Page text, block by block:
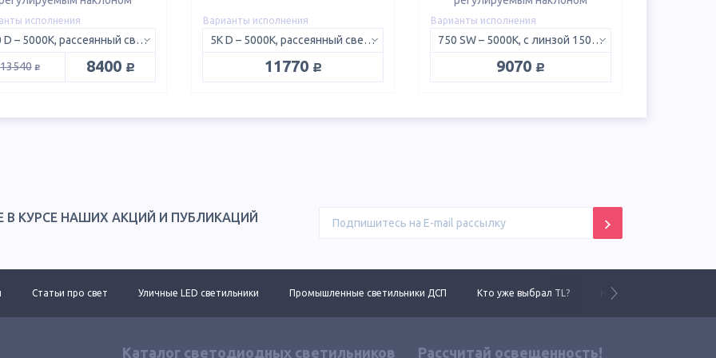
исполнения
750 D – 5000K, рассеянный свет 120°
13540 руб. 8400 руб.
Варианты исполнения
5K D – 5000K, рассеянный свет 120°
11770 руб.
Варианты исполнения
750 SW – 5000K, с линзой 150х50°
9070 руб.
В КУРСЕ НАШИХ АКЦИЙ И ПУБЛИКАЦИЙ
Статьи про свет Уличные LED светильники Промышленные светильники ДСП Кто уже выбрал TL? Новинки 2025 года
Каталог светодиодных светильников Рассчитай освещенность!